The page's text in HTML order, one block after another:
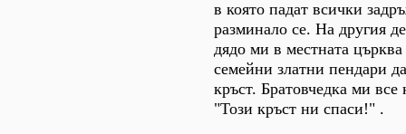
в която падат всички
разминало се. На другия
дядо ми в местната църква
семейни златни пендари
кръст. Братовчедка ми
"Този кръст ни спаси!" .